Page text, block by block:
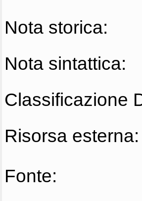
Nota storica:
Nota sintattica:
Classificazione
Risorsa esterna:
Fonte: